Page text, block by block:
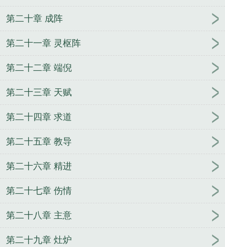
第二十章 成阵
第二十一章 灵枢阵
第二十二章 端倪
第二十三章 天赋
第二十四章 求道
第二十五章 教导
第二十六章 精进
第二十七章 伤情
第二十八章 主意
第二十九章 灶炉